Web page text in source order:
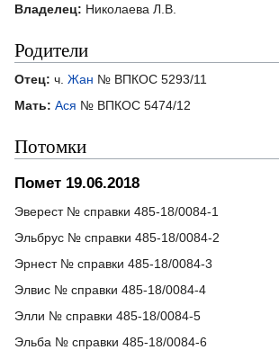
Владелец: Николаева Л.В.
Родители
Отец: ч. Жан № ВПКОС 5293/11
Мать: Ася № ВПКОС 5474/12
Потомки
Помет 19.06.2018
Эверест № справки 485-18/0084-1
Эльбрус № справки 485-18/0084-2
Эрнест № справки 485-18/0084-3
Элвис № справки 485-18/0084-4
Элли № справки 485-18/0084-5
Эльба № справки 485-18/0084-6